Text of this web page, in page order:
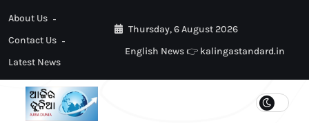
About Us
Contact Us
Latest News
Thursday, 6 August 2026
English News 👉 kalingastandard.in